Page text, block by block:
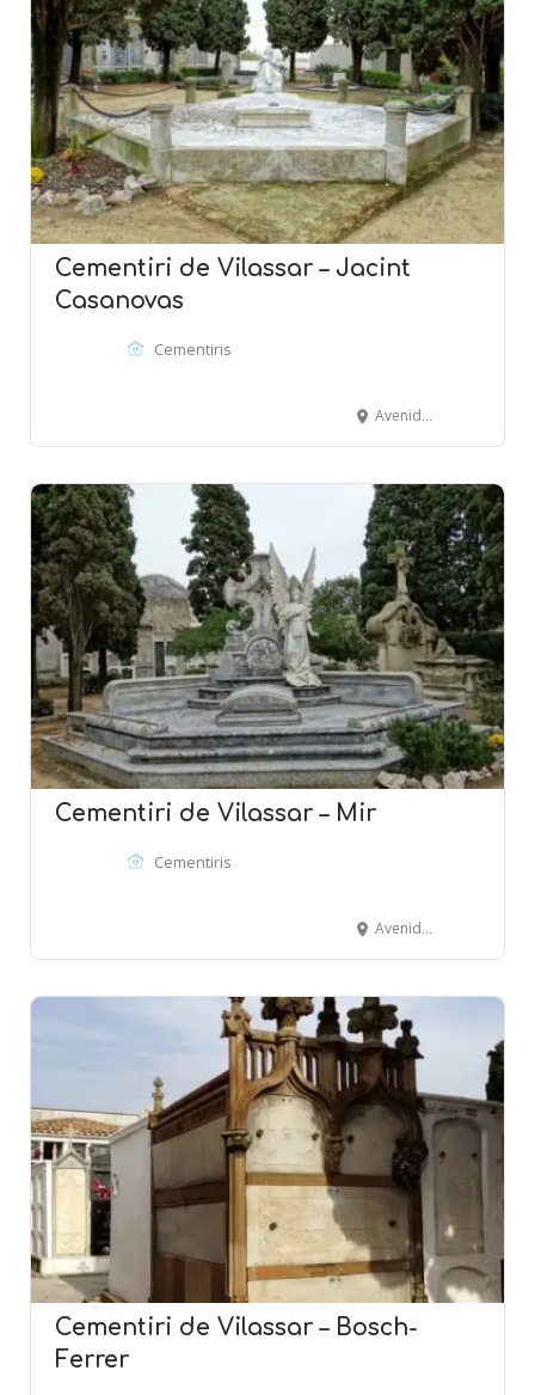
Cementiri de Vilassar – Jacint
Casanovas
Cementiris
Avenida Montevideo - VILASSAR DE MAR
Cementiri de Vilassar – Mir
Cementiris
Avenida Montevideo - VILASSAR DE MAR
Cementiri de Vilassar – Bosch-
Ferrer